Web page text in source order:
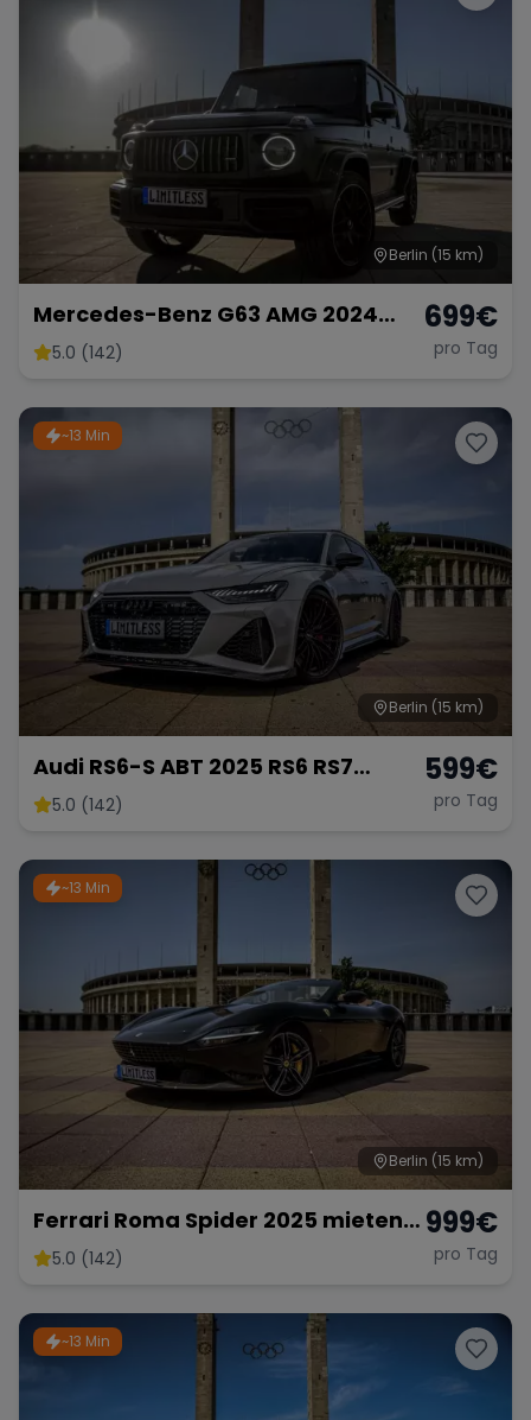
Berlin (15 km)
Mercedes-Benz G63 AMG 2024
mieten SUV G-Klasse G 63
5.0 (142)
699€
pro Tag
~13 Min
Berlin (15 km)
Audi RS6-S ABT 2025 RS6 RS7
mieten 800 PS Berlin Sportwagen
5.0 (142)
599€
pro Tag
~13 Min
Berlin (15 km)
Ferrari Roma Spider 2025 mieten
Berlin Cabrio Roadster Exot
Lamborghini
5.0 (142)
999€
pro Tag
~13 Min